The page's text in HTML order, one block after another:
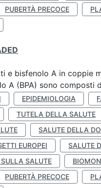
PUBERTÀ PRECOCE
e bisfenolo A in coppie
A (BPA) sono composti
EPIDEMIOLOGIA
TUTELA DELLA SALUTE
SALUTE DELLA
EUROPEI SALUTE
SALUTE
PUBERTÀ PRECOCE